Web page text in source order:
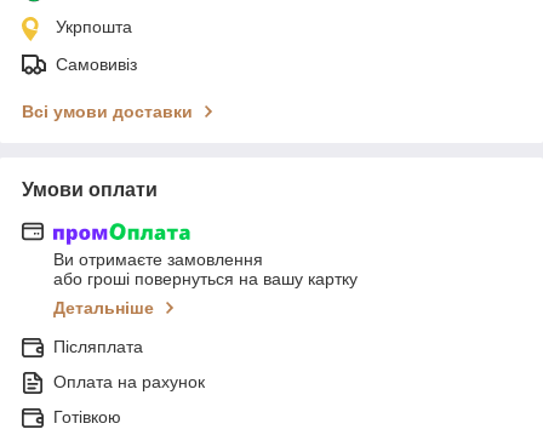
Укрпошта
Самовивіз
Всі умови доставки
Умови оплати
Ви отримаєте замовлення
або гроші повернуться на вашу картку
Детальніше
Післяплата
Оплата на рахунок
Готівкою